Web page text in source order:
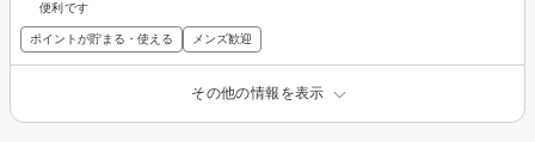
便利です
ポイントが貯まる・使える メンズ歓迎
その他の情報を表示